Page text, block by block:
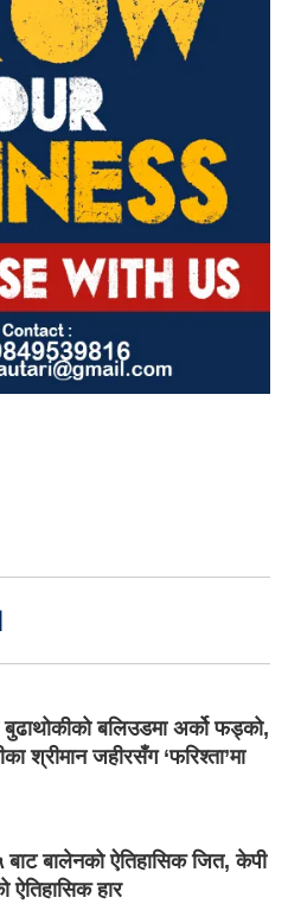
बुढाथोकीको बलिउडमा अर्को फड्को,
श्रीमान जहीरसँग ‘फरिश्ता’मा
बाट बालेनको ऐतिहासिक जित, केपी
ऐतिहासिक हार